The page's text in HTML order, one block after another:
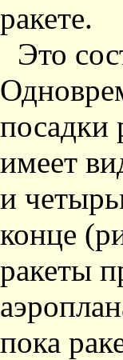
ракете.
Это
посадки
имеет
и
конце
ракеты
пока